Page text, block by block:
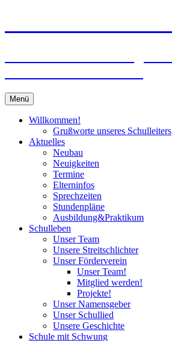
Menü
Willkommen!
Grußworte unseres Schulleiters
Aktuelles
Neubau
Neuigkeiten
Termine
Elterninfos
Sprechzeiten
Stundenpläne
Ausbildung&Praktikum
Schulleben
Unser Team
Unsere Streitschlichter
Unser Förderverein
Unser Team!
Mitglied werden!
Projekte!
Unser Namensgeber
Unser Schullied
Unsere Geschichte
Schule mit Schwung